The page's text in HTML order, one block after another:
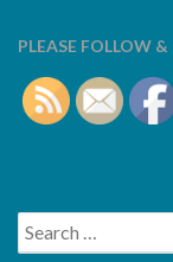
PLEASE FOLLOW &
Search
for: